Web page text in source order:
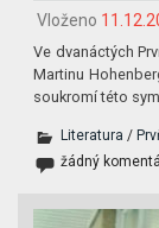
Vloženo
Ve dvanáctých
Martinu
soukromí této
Literatura /
žádný